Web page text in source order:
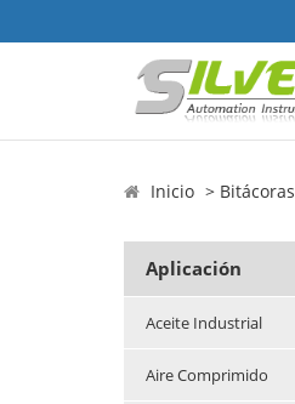
Inicio Bitácoras
Aplicación
Aceite Industrial
Aire Comprimido